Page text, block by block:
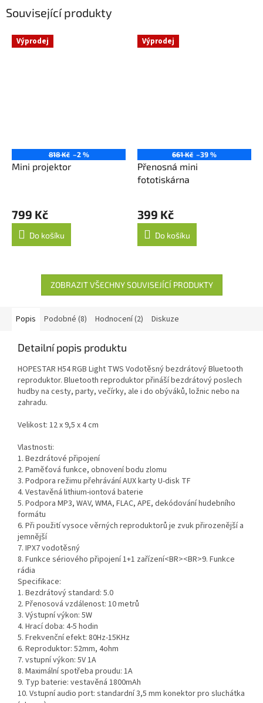
Související produkty
Výprodej
818 Kč –2 %
Mini projektor
799 Kč
Do košíku
Výprodej
661 Kč –39 %
Přenosná mini
fototiskárna
399 Kč
Do košíku
ZOBRAZIT VŠECHNY SOUVISEJÍCÍ PRODUKTY
Popis Podobné (8) Hodnocení (2) Diskuze
Detailní popis produktu
HOPESTAR H54 RGB Light TWS Vodotěsný bezdrátový Bluetooth
reproduktor. Bluetooth reproduktor přináší bezdrátový poslech
hudby na cesty, party, večírky, ale i do obýváků, ložnic nebo na
zahradu.
Velikost: 12 x 9,5 x 4 cm
Vlastnosti:
1. Bezdrátové připojení
2. Paměťová funkce, obnovení bodu zlomu
3. Podpora režimu přehrávání AUX karty U-disk TF
4. Vestavěná lithium-iontová baterie
5. Podpora MP3, WAV, WMA, FLAC, APE, dekódování hudebního
formátu
6. Při použití vysoce věrných reproduktorů je zvuk přirozenější a
jemnější
7. IPX7 vodotěsný
8. Funkce sériového připojení 1+1 zařízení<BR><BR>9. Funkce
rádia
Specifikace:
1. Bezdrátový standard: 5.0
2. Přenosová vzdálenost: 10 metrů
3. Výstupní výkon: 5W
4. Hrací doba: 4-5 hodin
5. Frekvenční efekt: 80Hz-15KHz
6. Reproduktor: 52mm, 4ohm
7. vstupní výkon: 5V 1A
8. Maximální spotřeba proudu: 1A
9. Typ baterie: vestavěná 1800mAh
10. Vstupní audio port: standardní 3,5 mm konektor pro sluchátka